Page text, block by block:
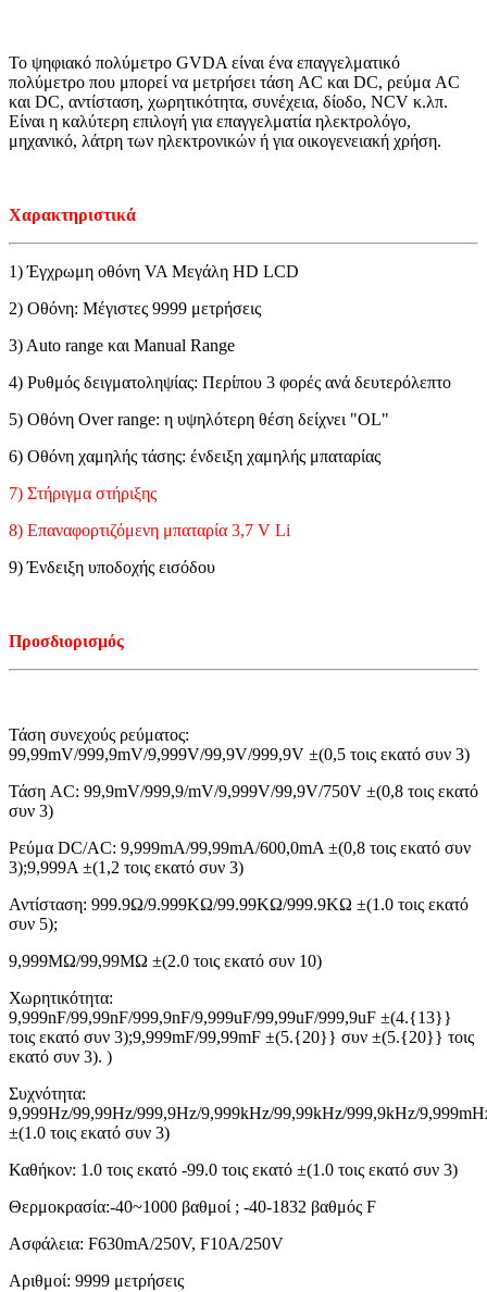
Το ψηφιακό πολύμετρο GVDA είναι ένα επαγγελματικό
πολύμετρο που μπορεί να μετρήσει τάση AC και DC, ρεύμα AC
και DC, αντίσταση, χωρητικότητα, συνέχεια, δίοδο, NCV κ.λπ.
Είναι η καλύτερη επιλογή για επαγγελματία ηλεκτρολόγο,
μηχανικό, λάτρη των ηλεκτρονικών ή για οικογενειακή χρήση.
Χαρακτηριστικά
1) Έγχρωμη οθόνη VA Μεγάλη HD LCD
2) Οθόνη: Μέγιστες 9999 μετρήσεις
3) Auto range και Manual Range
4) Ρυθμός δειγματοληψίας: Περίπου 3 φορές ανά δευτερόλεπτο
5) Οθόνη Over range: η υψηλότερη θέση δείχνει "OL"
6) Οθόνη χαμηλής τάσης: ένδειξη χαμηλής μπαταρίας
7) Στήριγμα στήριξης
8) Επαναφορτιζόμενη μπαταρία 3,7 V Li
9) Ένδειξη υποδοχής εισόδου
Προσδιορισμός
Τάση συνεχούς ρεύματος:
99,99mV/999,9mV/9,999V/99,9V/999,9V ±(0,5 τοις εκατό συν 3)
Τάση AC: 99,9mV/999,9/mV/9,999V/99,9V/750V ±(0,8 τοις εκατό
συν 3)
Ρεύμα DC/AC: 9,999mA/99,99mA/600,0mA ±(0,8 τοις εκατό συν
3);9,999A ±(1,2 τοις εκατό συν 3)
Αντίσταση: 999.9Ω/9.999KΩ/99.99KΩ/999.9KΩ ±(1.0 τοις εκατό
συν 5);
9,999MΩ/99,99MΩ ±(2.0 τοις εκατό συν 10)
Χωρητικότητα:
9,999nF/99,99nF/999,9nF/9,999uF/99,99uF/999,9uF ±(4.{13}}
τοις εκατό συν 3);9,999mF/99,99mF ±(5.{20}} συν ±(5.{20}} τοις
εκατό συν 3). )
Συχνότητα:
9,999Hz/99,99Hz/999,9Hz/9,999kHz/99,99kHz/999,9kHz/
±(1.0 τοις εκατό συν 3)
Καθήκον: 1.0 τοις εκατό -99.0 τοις εκατό ±(1.0 τοις εκατό συν 3)
Θερμοκρασία:-40~1000 βαθμοί ; -40-1832 βαθμός F
Ασφάλεια: F630mA/250V, F10A/250V
Αριθμοί: 9999 μετρήσεις